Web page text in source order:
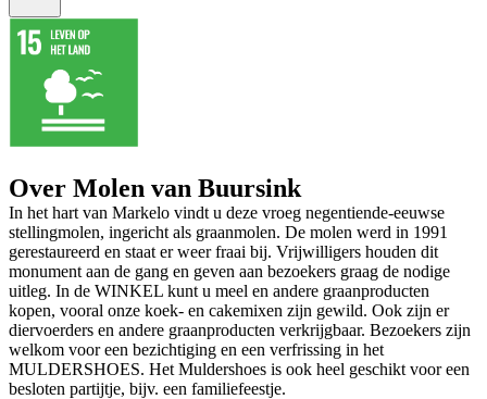
Over Molen van Buursink
In het hart van Markelo vindt u deze vroeg negentiende-eeuwse
stellingmolen, ingericht als graanmolen. De molen werd in 1991
gerestaureerd en staat er weer fraai bij. Vrijwilligers houden dit
monument aan de gang en geven aan bezoekers graag de nodige
uitleg. In de WINKEL kunt u meel en andere graanproducten
kopen, vooral onze koek- en cakemixen zijn gewild. Ook zijn er
diervoerders en andere graanproducten verkrijgbaar. Bezoekers zijn
welkom voor een bezichtiging en een verfrissing in het
MULDERSHOES. Het Muldershoes is ook heel geschikt voor een
besloten partijtje, bijv. een familiefeestje.